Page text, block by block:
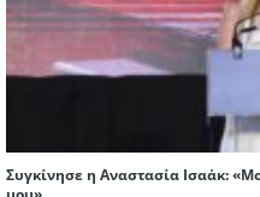
Συγκίνησε η Αναστασία Ισαάκ: